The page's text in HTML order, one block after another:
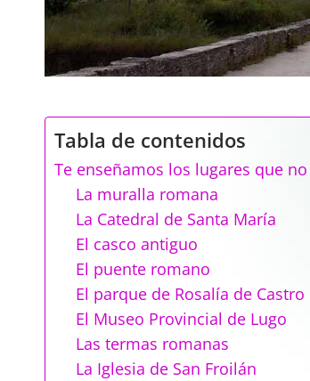
Tabla de contenidos
Te enseñamos los lugares que
La muralla romana
La Catedral de Santa María
El casco antiguo
El puente romano
El parque de Rosalía de Castro
El Museo Provincial de Lugo
Las termas romanas
La Iglesia de San Froilán